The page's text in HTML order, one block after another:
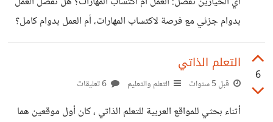
بدوام جزئي مع فرصة لاكتساب المهارات، أم العمل بدوام كامل؟
إذا كنت أمام خيارين، إما العمل بدوام كامل (12 ساعة في اليوم)
مع عائد مادي مجزٍ إلى حد ما، ولكن بدون وقت للراحة أو
6
التعلم الذاتي
قبل 5 سنوات التعلم والتعليم
أثناء بحثي للمواقع العربية للتعلم الذاتي ، كان أول موقعين هما